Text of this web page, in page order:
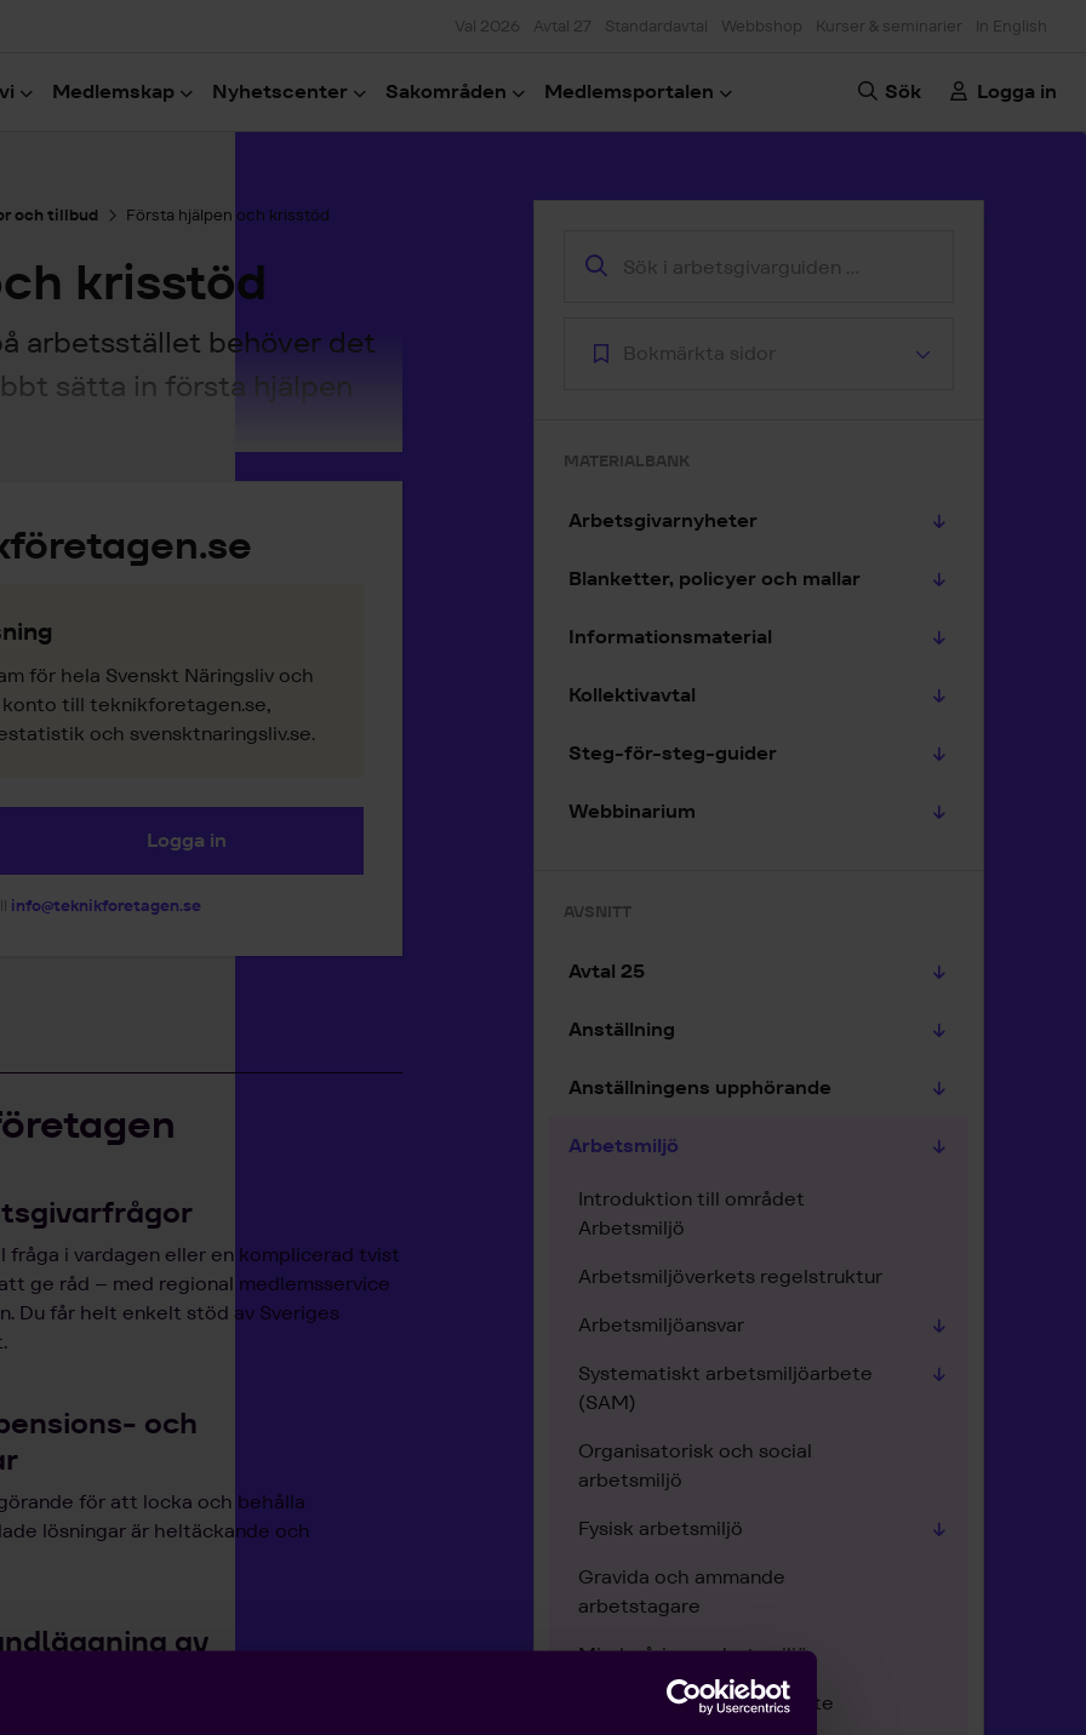
Val 2026 Avtal 27 Standardavtal Webbshop Kurser & seminarier In English
Medlemskap Nyhetscenter Sakområden Medlemsportalen Sök Logga in
och tillbud Första hjälpen och krisstöd
krisstöd
arbetsstället behöver det
sätta in första hjälpen
för hela Svenskt Näringsliv och
till teknikforetagen.se,
och svensktnaringsliv.se.
Logga in
info@teknikforetagen.se
i vardagen eller en komplicerad tvist
ge råd – med regional medlemsservice
Du får helt enkelt stöd av Sveriges
och
för att locka och behålla
lösningar är heltäckande och
av
problem för entreprenörer, och att
Bokmärkta sidor
MATERIALBANK
Arbetsgivarnyheter
Blanketter, policyer och mallar
Informationsmaterial
Kollektivavtal
Steg-för-steg-guider
Webbinarium
AVSNITT
Avtal 25
Anställning
Anställningens upphörande
Arbetsmiljö
Introduktion till området
Arbetsmiljö
Arbetsmiljöverkets regelstruktur
Arbetsmiljöansvar
Systematiskt arbetsmiljöarbete
(SAM)
Organisatorisk och social
arbetsmiljö
Fysisk arbetsmiljö
Gravida och ammande
arbetstagare
Minderårigas arbetsmiljö
Hemarbete / Distansarbete